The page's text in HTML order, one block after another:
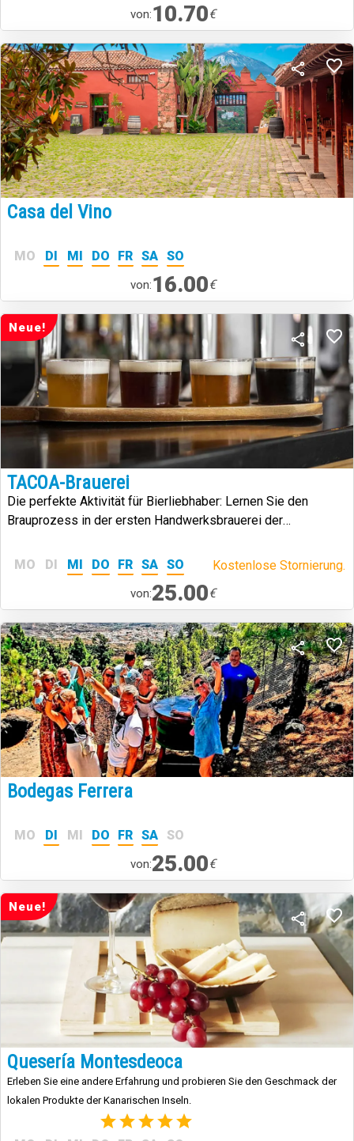
von:10.70€
Casa del Vino
MO DI MI DO FR SA SO
von:16.00€
Neue!
TACOA-Brauerei
Die perfekte Aktivität für Bierliebhaber: Lernen Sie den
Brauprozess in der ersten Handwerksbrauerei der
MO
DI MI DO FR SA SO Kostenlose Stornierung.
von:25.00€
Bodegas Ferrera
MO DI MI DO FR SA SO
von:25.00€
Neue!
Quesería Montesdeoca
Erleben Sie eine andere Erfahrung und probieren Sie den Geschmack der
lokalen Produkte der Kanarischen Inseln.
(1)